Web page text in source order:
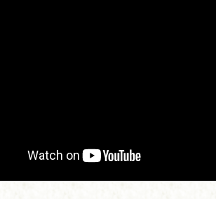
き状況・ご予約
団体向け見学・体験